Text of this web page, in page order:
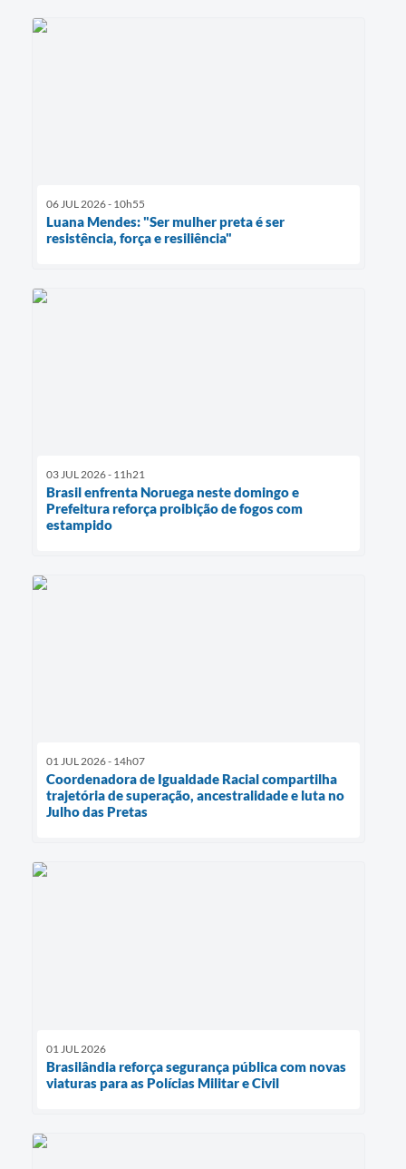
06 JUL 2026 - 10h55
Luana Mendes: "Ser mulher preta é ser
resistência, força e resiliência"
03 JUL 2026 - 11h21
Brasil enfrenta Noruega neste domingo e
Prefeitura reforça proibição de fogos com
estampido
01 JUL 2026 - 14h07
Coordenadora de Igualdade Racial compartilha
trajetória de superação, ancestralidade e luta no
Julho das Pretas
01 JUL 2026
Brasilândia reforça segurança pública com novas
viaturas para as Polícias Militar e Civil